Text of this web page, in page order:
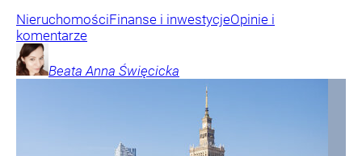
NieruchomościFinanse i inwestycjeOpinie i
komentarze
Beata Anna Święcicka